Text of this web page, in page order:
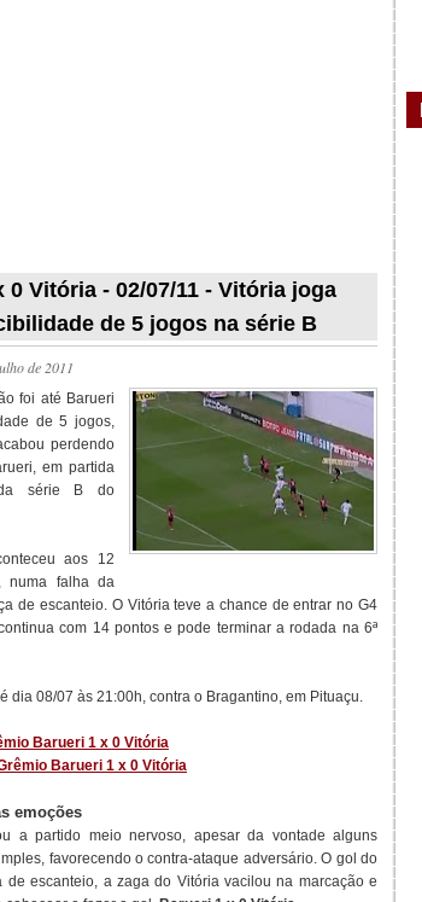
0 Vitória - 02/07/11 - Vitória joga
de 5 jogos na série B
de 2011
foi até Barueri
de 5 jogos,
perdendo
em partida
série B do
aos 12
numa falha da
de escanteio. O Vitória teve a chance de entrar no G4
com 14 pontos e pode terminar a rodada na 6ª
dia 08/07 às 21:00h, contra o Bragantino, em Pituaçu.
Barueri 1 x 0 Vitória
Barueri 1 x 0 Vitória
emoções
a partido meio nervoso, apesar da vontade alguns
favorecendo o contra-ataque adversário. O gol do
de escanteio, a zaga do Vitória vacilou na marcação e